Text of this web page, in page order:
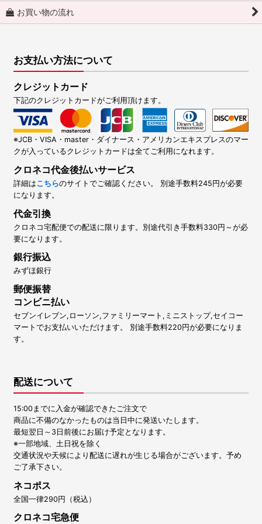
お買い物の流れ
お支払い方法について
クレジットカード
下記のクレジットカードがご利用頂けます。
※JCB・VISA・master・ダイナース・アメリカンエキスプレスのマー
クが入っているクレジットカードは全てご利用になれます。
クロネコ代金後払いサービス
詳細はこちらのサイトでご確認ください。 別途手数料245円が必要
になります。
代金引換
クロネコ宅配便での配送に限ります。別途代引き手数料330円～が必
要になります。
銀行振込
みずほ銀行
郵便振替
コンビニ払い
セブンイレブン,ローソン,ファミリーマート,ミニストップ,セイコー
マートでお支払いいただけます。 別途手数料220円が必要になりま
す。
配送について
15:00までに入金が確認できたご注文で
商品に不備のなかったものは当日中に発送いたします。
最短翌日～3日前後にお届け予定となります。
※一部地域、土日祝を除く
交通状況や天候により配送に遅れが生じる場合がございます。予め
ご了承下さい。
ネコポス
全国一律290円（税込）
クロネコ宅急便